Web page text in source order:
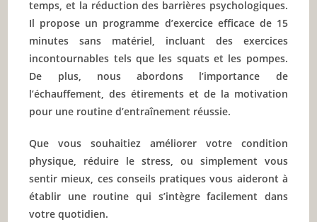
temps, et la réduction des barrières psychologiques.
Il propose un programme d’exercice efficace de 15
minutes sans matériel, incluant des exercices
incontournables tels que les squats et les pompes.
De plus, nous abordons l’importance de
l’échauffement, des étirements et de la motivation
pour une routine d’entraînement réussie.
Que vous souhaitiez améliorer votre condition
physique, réduire le stress, ou simplement vous
sentir mieux, ces conseils pratiques vous aideront à
établir une routine qui s’intègre facilement dans
votre quotidien.